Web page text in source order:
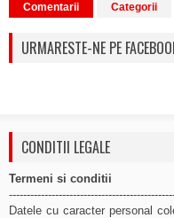
Comentarii Categorii
URMARESTE-NE PE
CONDITII LEGALE
Termeni si conditii
Datele cu caracter personal